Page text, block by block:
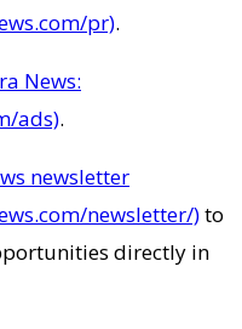
pr).
News:
ads).
newsletter
newsletter/)to
directly in